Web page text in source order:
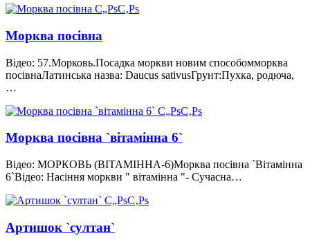
Морква посівна
Відео: 57.Морковь.Посадка моркви новим способомморква
посівнаЛатинська назва: Daucus sativusГрунт:Пухка, родюча,
…
Морква посівна `вітамінна 6`
Відео: МОРКОВЬ (ВІТАМІННА-6)Морква посівна `Вітамінна
6`Відео: Насіння моркви " вітамінна "- Сучасна…
Артишок `султан`